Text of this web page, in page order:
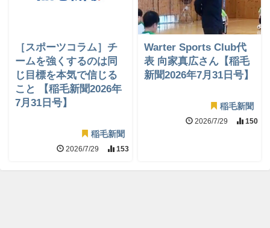
［スポーツコラム］チ
ームを強くするのは同
じ目標を本気で信じる
こと 【稲毛新聞2026年
7月31日号】
稲毛新聞
2026/7/29 153
Warter Sports Club代
表 向家真広さん【稲毛
新聞2026年7月31日号】
稲毛新聞
2026/7/29 150